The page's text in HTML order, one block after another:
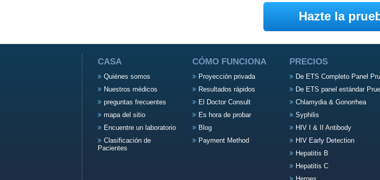
Hazte la
CASA
Quiénes somos
Nuestros médicos
preguntas frecuentes
mapa del sitio
Encuentre un laboratorio
Clasificación de
Pacientes
CÓMO FUNCIONA
Proyección privada
Resultados rápidos
El Doctor Consult
Es hora de probar
Blog
Payment Method
PRECIOS
De ETS Completo Panel
De ETS panel estándar
Chlamydia & Gonorrhea
Syphilis
HIV I & II Antibody
HIV Early Detection
Hepatitis B
Hepatitis C